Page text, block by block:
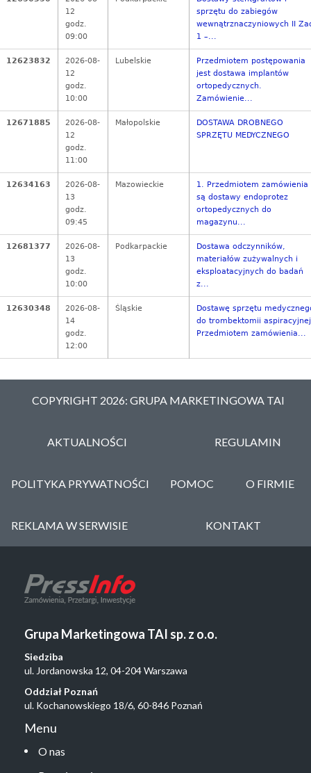
12
godz.
09:00
sprzętu do zabiegów
wewnątrznaczyniowych II
1 –...
12623832
2026-08-
12
godz.
10:00
Lubelskie
Przedmiotem postępowania
jest dostawa implantów
ortopedycznych.
Zamówienie...
12671885
2026-08-
12
godz.
11:00
Małopolskie
DOSTAWA DROBNEGO
SPRZĘTU MEDYCZNEGO
12634163
2026-08-
13
godz.
09:45
Mazowieckie
1. Przedmiotem zamówienia
są dostawy endoprotez
ortopedycznych do
magazynu...
12681377
2026-08-
13
godz.
10:00
Podkarpackie
Dostawa odczynników,
materiałów zużywalnych i
eksploatacyjnych do badań
z...
12630348
2026-08-
14
godz.
12:00
Śląskie
Dostawę sprzętu
do trombektomii aspiracyjnej
Przedmiotem zamówienia...
COPYRIGHT 2026: GRUPA MARKETINGOWA TAI
AKTUALNOŚCI REGULAMIN
POLITYKA PRYWATNOŚCI POMOC O FIRMIE
REKLAMA W SERWISIE KONTAKT
Grupa Marketingowa TAI sp. z o.o.
Siedziba
ul. Jordanowska 12, 04-204 Warszawa
Oddział Poznań
ul. Kochanowskiego 18/6, 60-846 Poznań
Menu
O nas